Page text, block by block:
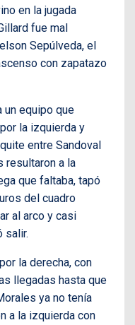
en la jugada
fue mal
Sepúlveda, el
con zapatazo
un equipo que
la izquierda y
entre Sandoval
resultaron a la
que faltaba, tapó
del cuadro
al arco y casi
salir.
la derecha, con
llegadas hasta que
ya no tenía
a la izquierda con